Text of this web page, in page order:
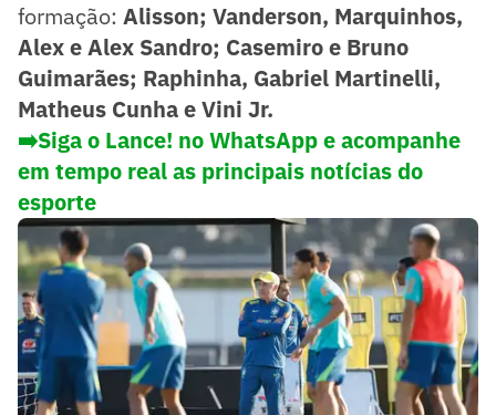
formação: Alisson; Vanderson, Marquinhos,
Alex e Alex Sandro; Casemiro e Bruno
Guimarães; Raphinha, Gabriel Martinelli,
Matheus Cunha e Vini Jr.
➡️Siga o Lance! no WhatsApp e acompanhe
em tempo real as principais notícias do
esporte